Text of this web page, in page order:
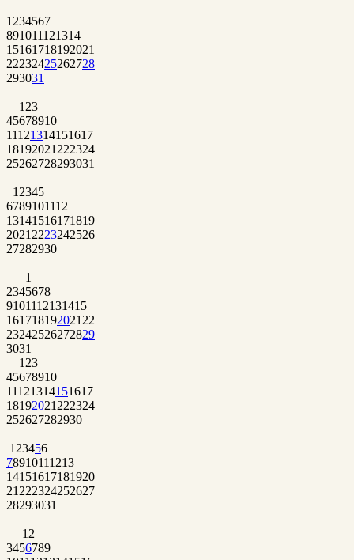
1 234567
891011121314
15161718192021
22232425262728
293031
1 23
45678910
11121314151617
18192021 222324
25262728293031
1 2345
6789101112
13141516171819
2021 2223242526
27282930
1
2345678
9101112131415
161718192021 22
23242526272829
3031
1 23
45678910
11121314151617
18192021 222324
252627282930
1 23456
78910111213
14151617181920
21 222324252627
28293031
1 2
3456789